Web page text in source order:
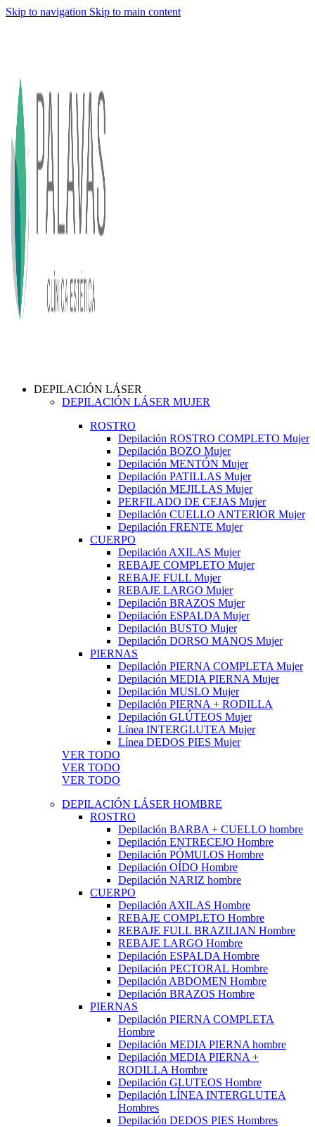
Skip to navigation Skip to main content
DEPILACIÓN LÁSER
DEPILACIÓN LÁSER MUJER
ROSTRO
Depilación ROSTRO COMPLETO Mujer
Depilación BOZO Mujer
Depilación MENTÓN Mujer
Depilación PATILLAS Mujer
Depilación MEJILLAS Mujer
PERFILADO DE CEJAS Mujer
Depilación CUELLO ANTERIOR Mujer
Depilación FRENTE Mujer
CUERPO
Depilación AXILAS Mujer
REBAJE COMPLETO Mujer
REBAJE FULL Mujer
REBAJE LARGO Mujer
Depilación BRAZOS Mujer
Depilación ESPALDA Mujer
Depilación BUSTO Mujer
Depilación DORSO MANOS Mujer
PIERNAS
Depilación PIERNA COMPLETA Mujer
Depilación MEDIA PIERNA Mujer
Depilación MUSLO Mujer
Depilación PIERNA + RODILLA
Depilación GLÚTEOS Mujer
Línea INTERGLUTEA Mujer
Línea DEDOS PIES Mujer
VER TODO
VER TODO
VER TODO
DEPILACIÓN LÁSER HOMBRE
ROSTRO
Depilación BARBA + CUELLO hombre
Depilación ENTRECEJO Hombre
Depilación PÓMULOS Hombre
Depilación OÍDO Hombre
Depilación NARIZ hombre
CUERPO
Depilación AXILAS Hombre
REBAJE COMPLETO Hombre
REBAJE FULL BRAZILIAN Hombre
REBAJE LARGO Hombre
Depilación ESPALDA Hombre
Depilación PECTORAL Hombre
Depilación ABDOMEN Hombre
Depilación BRAZOS Hombre
PIERNAS
Depilación PIERNA COMPLETA
Hombre
Depilación MEDIA PIERNA hombre
Depilación MEDIA PIERNA +
RODILLA Hombre
Depilación GLUTEOS Hombre
Depilación LÍNEA INTERGLUTEA
Hombres
Depilación DEDOS PIES Hombres